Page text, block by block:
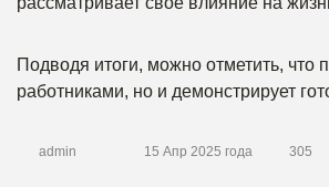
Подводя итоги, можно отметить, что
работниками, но и демонстрирует
admin 15 Апр 2025 года 305